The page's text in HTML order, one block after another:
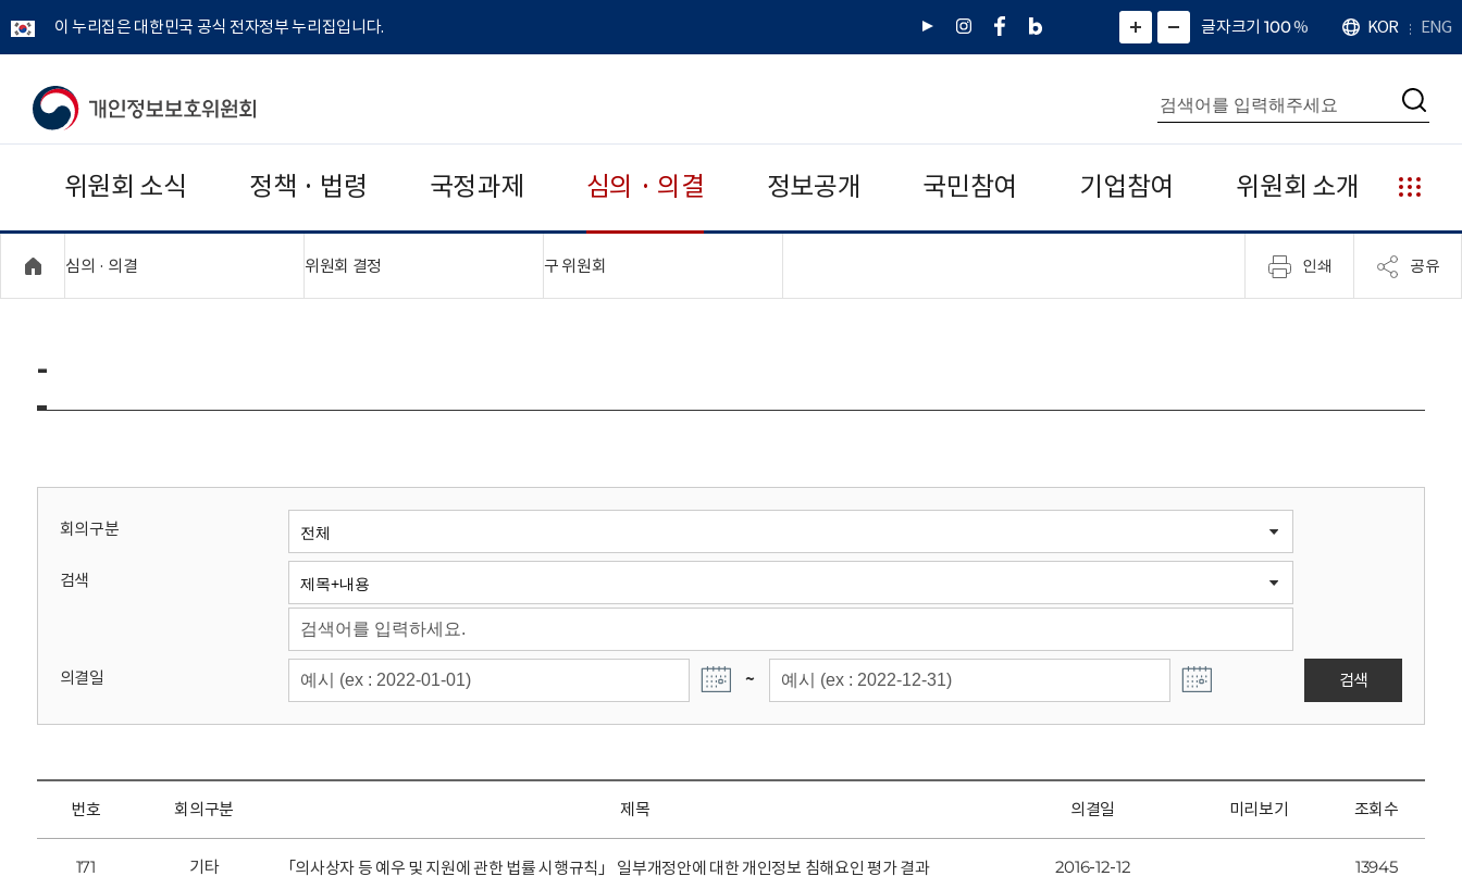
이 누리집은 대한민국 공식 전자정부 누리집입니다.
유
인
페
네
그
)
화
면
면
소
확
대
치
글자크기 100%
언
어
KOR ENG
개
보
보
위
회
통
합
검
색
검
위원회 소식 정책 · 법령 국정과제 심의 · 의결 정보공개 국민참여 기업참여 위원회 소개
누
리
집
안
심의 · 의결 위원회 결정 구 위원회 인쇄 공유
-
회의구분
검색
의결일 ~ 검색
번호 회의구분 제목 의결일 미리보기 조회수
171 기타 「의사상자 등 예우 및 지원에 관한 법률 시행규칙」 일부개정안에 대한 개인정보 침해요인 평가 결과 2016-12-12 13945